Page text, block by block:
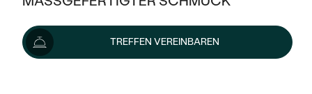
KLASSISCH
MIT MEHREREN DIAMANTEN
HALO
AUSVERKAUF
WENN SCHMUCK HILFT
PLATIN
GOLD
SILBER
AUSVERKAUF
TREFFEN VEREINBAREN
120 €
Lieferoptionen